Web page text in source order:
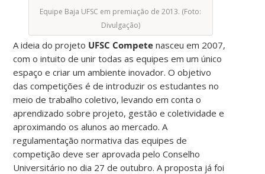
Equipe Baja UFSC em premiação de 2013. (Foto:
Divulgação)
A ideia do projeto UFSC Compete nasceu em 2007,
com o intuito de unir todas as equipes em um único
espaço e criar um ambiente inovador. O objetivo
das competições é de introduzir os estudantes no
meio de trabalho coletivo, levando em conta o
aprendizado sobre projeto, gestão e coletividade e
aproximando os alunos ao mercado. A
regulamentação normativa das equipes de
competição deve ser aprovada pelo Conselho
Universitário no dia 27 de outubro. A proposta já foi